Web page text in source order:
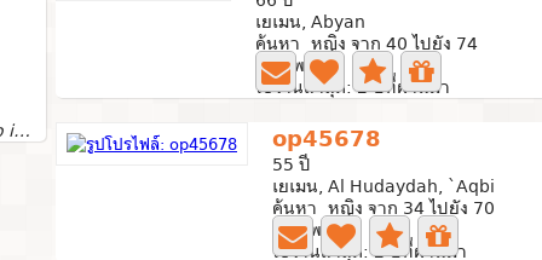
I am really looking for someone who is a giver and not a...
เยเมน, Abyan
ค้นหา หญิง จาก 40 ไปยัง 74
0 ภาพถ่าย
ใช้งานล่าสุด: 2 ปีที่ผ่านมา
op45678
55 ปี
เยเมน, Al Hudaydah, `Aqbi
ค้นหา หญิง จาก 34 ไปยัง 70
0 ภาพถ่าย
ใช้งานล่าสุด: 2 ปีที่ผ่านมา